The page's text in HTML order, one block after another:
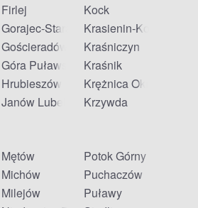
Firlej
Gorajec-Stara Wieś
Gościeradów Ukazowy
Góra Puławska
Hrubieszów
Janów Lubelski
Kock
Krasienin-Kolonia
Kraśniczyn
Kraśnik
Krężnica Okrągła
Krzywda
Mętów
Michów
Milejów
Potok Górny
Puchaczów
Puławy